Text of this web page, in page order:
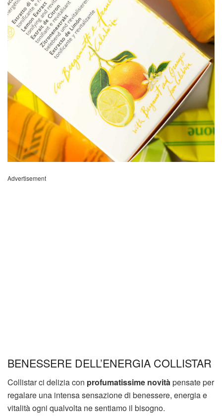
Advertisement
BENESSERE DELL’ENERGIA COLLISTAR
Collistar ci delizia con profumatissime novitàpensate per
regalare una intensa sensazione di benessere, energia e
vitalità ogni qualvolta ne sentiamo il bisogno.